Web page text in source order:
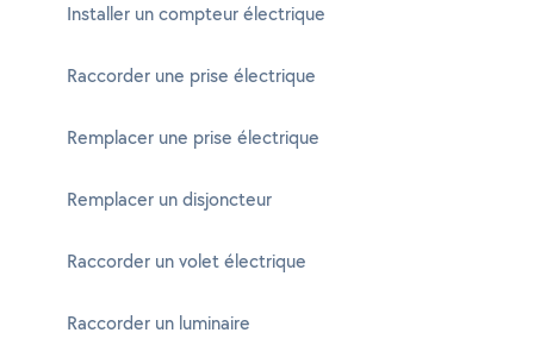
Installer un compteur électrique
Raccorder une prise électrique
Remplacer une prise électrique
Remplacer un disjoncteur
Raccorder un volet électrique
Raccorder un luminaire